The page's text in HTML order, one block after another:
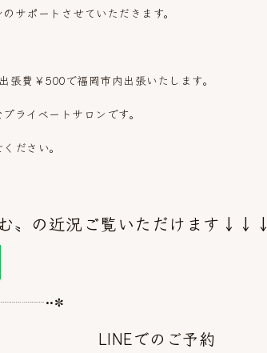
サポートさせていただきます。
張費￥500で福岡市内出張いたします。
ライベートサロンです。
ださい。
〟の近況ご覧いただけます↓↓↓
LINEでのご予約